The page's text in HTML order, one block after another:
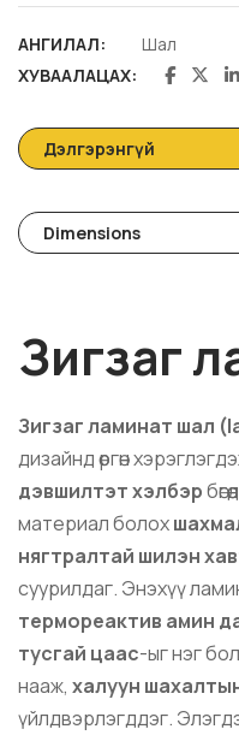
АНГИЛАЛ:
Шал
ХУВААЛАЦАХ:
Дэлгэрэнгүй
Dimensions
Зигзаг
Зигзаг ламинат шал
дизайнд өргөн
дэвшилтэт хэлбэр
материал болох
нягтралтай шилэн
суурилдаг. Энэхүү
термореактив амин
тусгай цаас-ыг нэг
нааж, халуун
үйлдвэрлэгддэг.